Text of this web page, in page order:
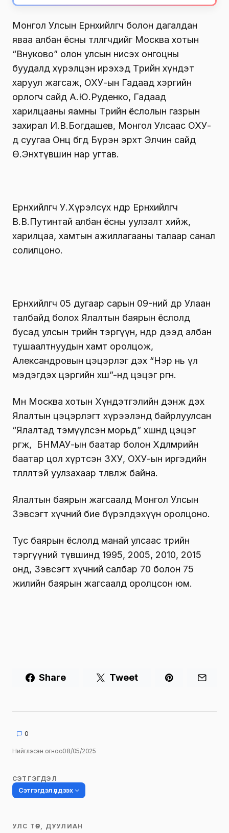
Монгол Улсын Ерөнхийлөгч болон дагалдан
яваа албан ёсны төлөөлөгчдийг Москва хотын
“Внуково” олон улсын нисэх онгоцны
буудалд хүрэлцэн ирэхэд Төрийн хүндэт
харуул жагсаж, ОХУ-ын Гадаад хэргийн
орлогч сайд А.Ю.Руденко, Гадаад
харилцааны яамны Төрийн ёслолын газрын
захирал И.В.Богдашев, Монгол Улсаас ОХУ-
д суугаа Онц бөгөөд Бүрэн эрхт Элчин сайд
Ө.Энхтүвшин нар угтав.
Ерөнхийлөгч У.Хүрэлсүх өнөөдөр Ерөнхийлөгч
В.В.Путинтай албан ёсны уулзалт хийж,
харилцаа, хамтын ажиллагааны талаар санал
солилцоно.
Ерөнхийлөгч 05 дугаар сарын 09-ний өдөр Улаан
талбайд болох Ялалтын баярын ёслолд
бусад улсын төрийн тэргүүн, өндөр дээд албан
тушаалтнуудын хамт оролцож,
Александровын цэцэрлэг дэх “Нэр нь үл
мэдэгдэх цэргийн хөшөө”-нд цэцэг өргөнө.
Мөн Москва хотын Хүндэтгэлийн дэнж дэх
Ялалтын цэцэрлэгт хүрээлэнд байрлуулсан
“Ялалтад тэмүүлсэн морьд” хөшөөнд цэцэг
өргөж, БНМАУ-ын баатар болон Хөдөлмөрийн
баатар цол хүртсэн ЗХУ, ОХУ-ын иргэдийн
төлөөлөлтэй уулзахаар төлөвлөж байна.
Ялалтын баярын жагсаалд Монгол Улсын
Зэвсэгт хүчний бие бүрэлдэхүүн оролцоно.
Тус баярын ёслолд манай улсаас төрийн
тэргүүний түвшинд 1995, 2005, 2010, 2015
онд, Зэвсэгт хүчний салбар 70 болон 75
жилийн баярын жагсаалд оролцсон юм.
Share Tweet
0
Нийтлэсэн огноо08/05/2025
СЭТГЭГДЭЛ
Сэтгэгдэл үлдээх
УЛС ТӨР, ДУУЛИАН